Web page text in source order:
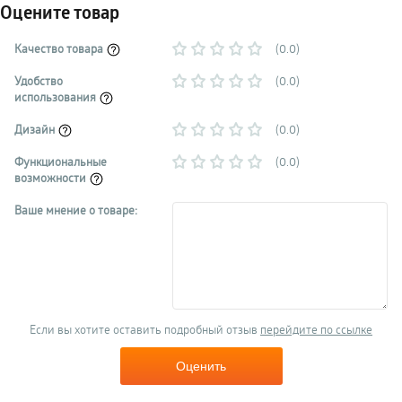
Оцените товар
Качество товара
(0.0)
Удобство
использования
(0.0)
Дизайн
(0.0)
Функциональные
возможности
(0.0)
Ваше мнение о товаре:
Если вы хотите оставить подробный отзыв перейдите по ссылке
Оценить